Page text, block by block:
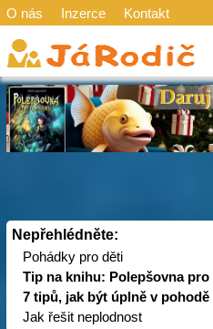
O nás Inzerce Kontakt
Nepřehlédněte:
Pohádky pro děti
Tip na knihu: Polepšovna
7 tipů, jak být úplně v pohodě
Jak řešit neplodnost